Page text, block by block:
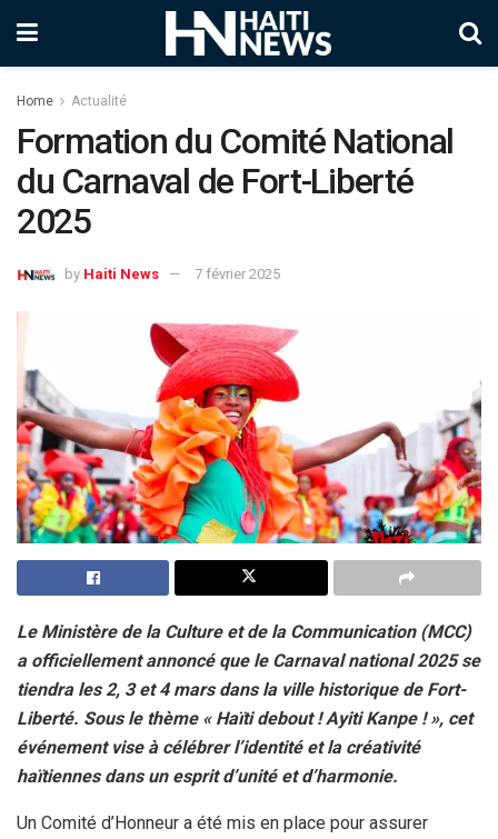
Home Actualité
Formation du Comité National
du Carnaval de Fort-Liberté
2025
by Haiti News 7 février 2025
Le Ministère de la Culture et de la Communication (MCC)
a officiellement annoncé que le Carnaval national 2025 se
tiendra les 2, 3 et 4 mars dans la ville historique de Fort-
Liberté. Sous le thème « Haïti debout ! Ayiti Kanpe ! », cet
événement vise à célébrer l’identité et la créativité
haïtiennes dans un esprit d’unité et d’harmonie.
Un Comité d’Honneur a été mis en place pour assurer